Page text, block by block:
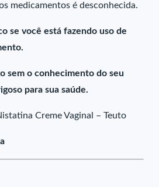
medicamentos é desconhecida.
se você está fazendo uso de
sem o conhecimento do seu
para sua saúde.
Creme Vaginal – Teuto